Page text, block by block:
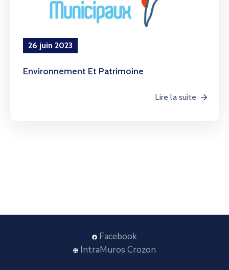
26 juin 2023
Environnement Et Patrimoine
Lire la suite
Facebook
IntraMuros Crozon